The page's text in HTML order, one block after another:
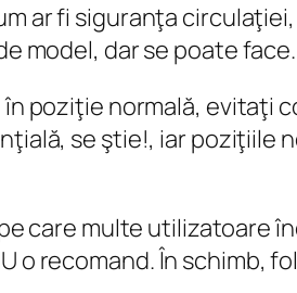
ar fi siguranţa circulaţiei
model, dar se poate face.
în poziţie normală, evitaţi
se ştie!, iar poziţiile
care multe utilizatoare
o recomand. În schimb,